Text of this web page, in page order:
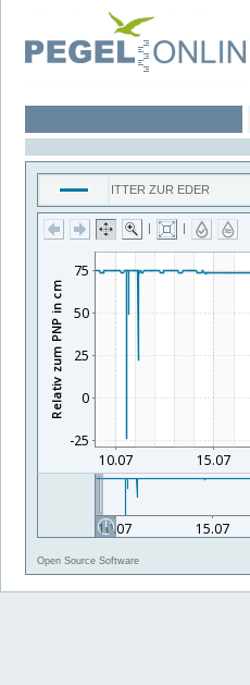
ITTER ZUR EDER
| |
Open Source Software